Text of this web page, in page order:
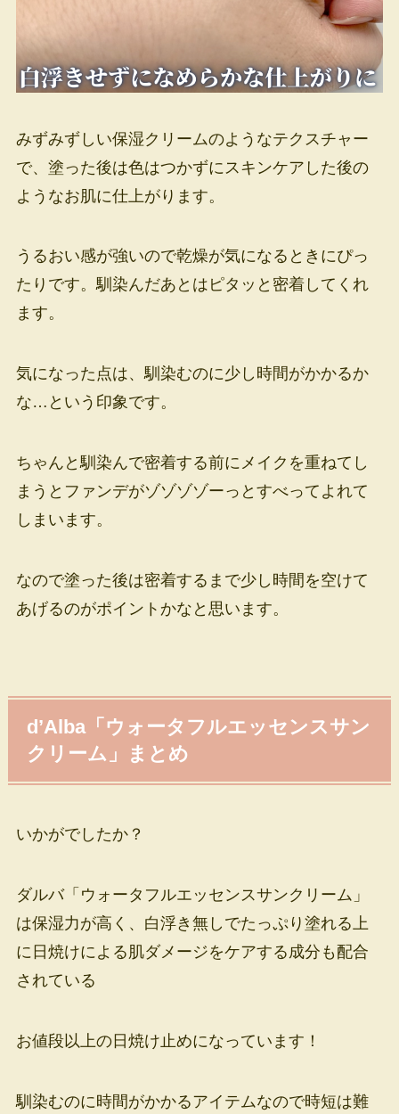
みずみずしい保湿クリームのようなテクスチャー
で、塗った後は色はつかずにスキンケアした後の
ようなお肌に仕上がります。
うるおい感が強いので乾燥が気になるときにぴっ
たりです。馴染んだあとはピタッと密着してくれ
ます。
気になった点は、馴染むのに少し時間がかかるか
な…という印象です。
ちゃんと馴染んで密着する前にメイクを重ねてし
まうとファンデがゾゾゾゾーっとすべってよれて
しまいます。
なので塗った後は密着するまで少し時間を空けて
あげるのがポイントかなと思います。
d’Alba「ウォータフルエッセンスサン
クリーム」まとめ
いかがでしたか？
ダルバ「ウォータフルエッセンスサンクリーム」
は保湿力が高く、白浮き無しでたっぷり塗れる上
に日焼けによる肌ダメージをケアする成分も配合
されている
お値段以上の日焼け止めになっています！
馴染むのに時間がかかるアイテムなので時短は難